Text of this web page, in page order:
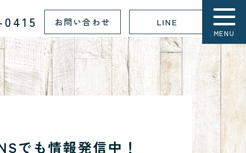
お問い合わせ LINE
MENU
でも情報発信中！